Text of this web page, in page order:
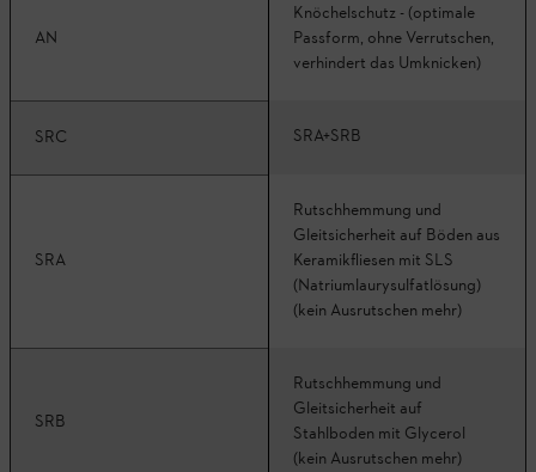
AN
Knöchelschutz - (optimale
Passform, ohne Verrutschen,
verhindert das Umknicken)
SRC SRA+SRB
SRA
Rutschhemmung und
Gleitsicherheit auf Böden aus
Keramikfliesen mit SLS
(Natriumlaurysulfatlösung)
(kein Ausrutschen mehr)
SRB
Rutschhemmung und
Gleitsicherheit auf
Stahlboden mit Glycerol
(kein Ausrutschen mehr)